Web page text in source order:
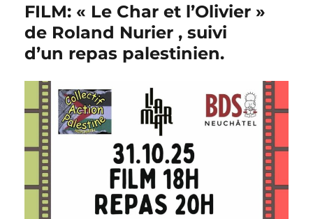
FILM: « Le Char et l’Olivier »
de Roland Nurier , suivi
d’un repas palestinien.